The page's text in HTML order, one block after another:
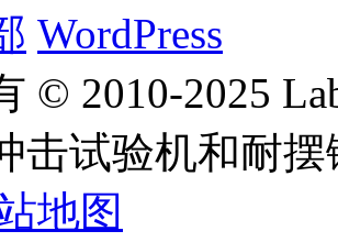
WordPress
© 2010-2025
击试验机和耐
地图